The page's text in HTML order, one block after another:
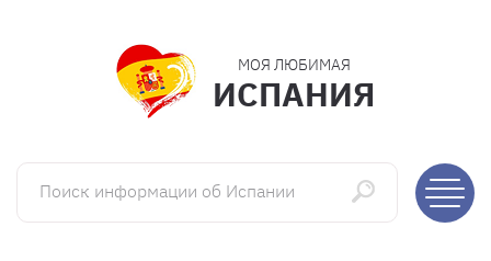
МОЯ ЛЮБИМАЯ
ИСПАНИЯ
Поиск информации об Испании